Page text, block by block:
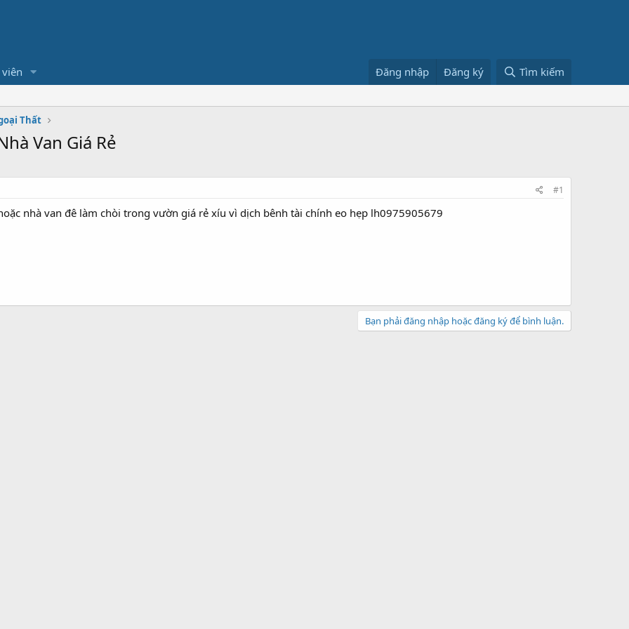
Đăng nhập Đăng ký Tìm kiếm
Thất
Van Giá Rẻ
#1
nhà van đê làm chòi trong vườn giá rẻ xíu vì dịch bênh tài chính eo hẹp lh0975905679
Bạn phải đăng nhập hoặc đăng ký để bình luận.